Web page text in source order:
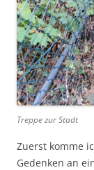
Treppe zur Stadt
Zuerst komme
Gedenken an